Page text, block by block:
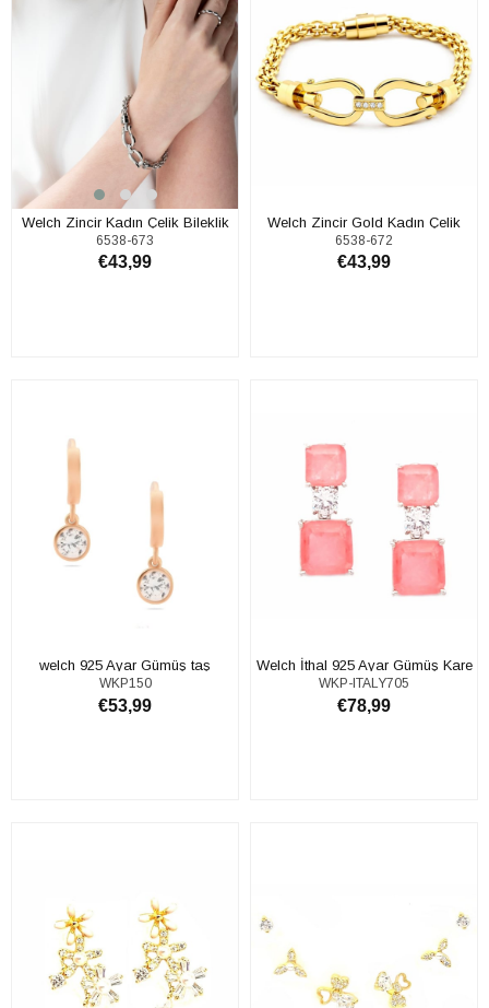
Welch Zincir Kadın Çelik Bileklik
6538-673
€43,99
Welch Zincir Gold Kadın Çelik
Bileklik
6538-672
€43,99
welch 925 Ayar Gümüş taş
sallantılı Küpe
WKP150
€53,99
Welch İthal 925 Ayar Gümüş Kare
Paribu Taşlı Küpe
WKP-ITALY705
€78,99